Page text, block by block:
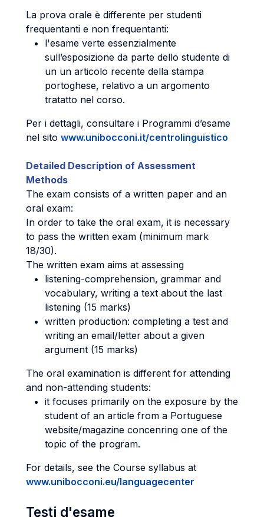
La prova orale è differente per studenti
frequentanti e non frequentanti:
l'esame verte essenzialmente
sull’esposizione da parte dello studente di
un un articolo recente della stampa
portoghese, relativo a un argomento
tratatto nel corso.
Per i dettagli, consultare i Programmi d’esame
nel sito www.unibocconi.it/centrolinguistico
Detailed Description of Assessment
Methods
The exam consists of a written paper and an
oral exam:
In order to take the oral exam, it is necessary
to pass the written exam (minimum mark
18/30).
The written exam aims at assessing
listening-comprehension, grammar and
vocabulary, writing a text about the last
listening (15 marks)
written production: completing a test and
writing an email/letter about a given
argument (15 marks)
The oral examination is different for attending
and non-attending students:
it focuses primarily on the exposure by the
student of an article from a Portuguese
website/magazine concenring one of the
topic of the program.
For details, see the Course syllabus at
www.unibocconi.eu/languagecenter
Testi d'esame